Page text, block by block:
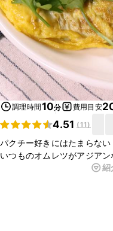
調理時間10分 費用目安
4.51 (11)
パクチー好きにはたまらない
いつものオムレツがアジアン
具にもパクチー、トッピン紹